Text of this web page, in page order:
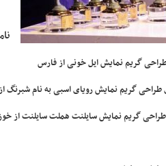
طراحی گریم نمایش ایل خونی از فارس
طراحی گریم نمایش رویای اسبی به نام شبرنگ
طراحی گریم نمایش سایلنت هملت سایلنت از